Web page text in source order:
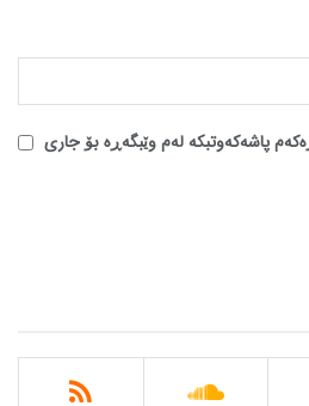
پاشەکەوتبکە لەم وێبگەڕە بۆ جاری